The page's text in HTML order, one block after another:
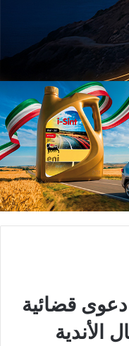
قضائية
الأندية